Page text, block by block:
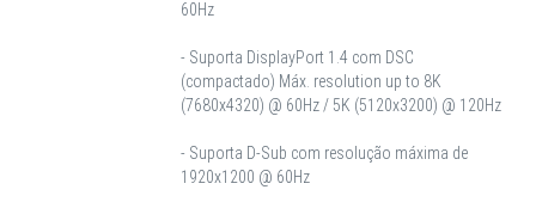
60Hz
- Suporta DisplayPort 1.4 com DSC
(compactado) Máx. resolution up to 8K
(7680x4320) @ 60Hz / 5K (5120x3200) @ 120Hz
- Suporta D-Sub com resolução máxima de
1920x1200 @ 60Hz